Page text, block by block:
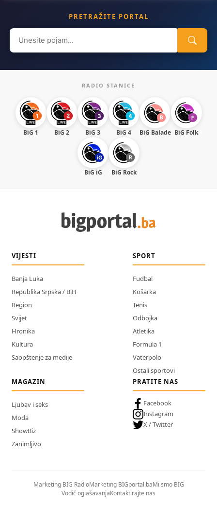
PRETRAŽITE PORTAL
Search
for:
RADIO STANICE
BiG 1 BiG 2 BiG 3 BiG 4 BiG Balade BiG Folk
BiG iG BiG Rock
VIJESTI
Banja Luka
Republika Srpska / BiH
Region
Svijet
Hronika
Kultura
Saopštenje za medije
SPORT
Fudbal
Košarka
Tenis
Odbojka
Atletika
Formula 1
Vaterpolo
Ostali sportovi
MAGAZIN
Ljubav i seks
Moda
ShowBiz
Zanimljivo
PRATITE NAS
Facebook
Instagram
X / Twitter
Marketing BIG RadioMarketing BIGportal.baMi smo BIG
Vodič oglašavanjaKontaktirajte nas